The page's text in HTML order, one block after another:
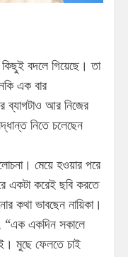
বদলে গিয়েছে। তা
এক বার
ব্যাগটাও আর নিজের
নিতে চলেছেন
মেয়ে হওয়ার পরে
একটা করেই ছবি করতে
কথা ভাবছেন নায়িকা।
“এক একদিন সকালে
মুছে ফেলতে চাই